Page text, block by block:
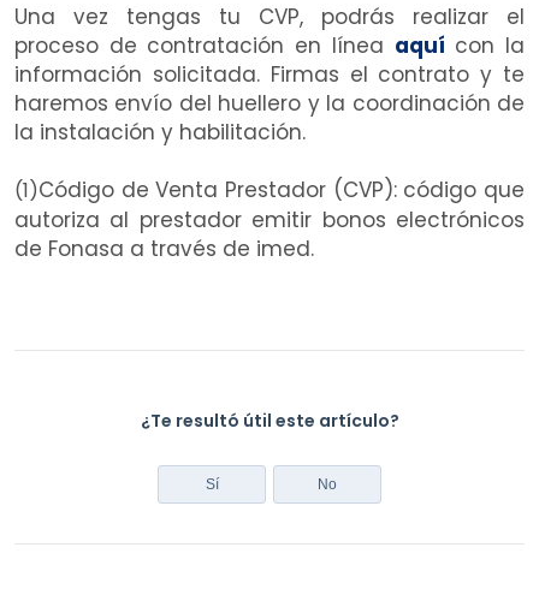
Una vez tengas tu CVP, podrás realizar el
proceso de contratación en línea aquí con la
información solicitada. Firmas el contrato y te
haremos envío del huellero y la coordinación de
la instalación y habilitación.
(1)Código de Venta Prestador (CVP): código que
autoriza al prestador emitir bonos electrónicos
de Fonasa a través de imed.
¿Te resultó útil este artículo?
Sí No